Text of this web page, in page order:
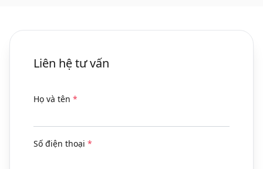
Liên hệ tư vấn
Họ và tên *
Số điện thoại *